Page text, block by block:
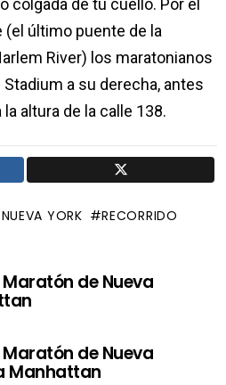
colgada de tu cuello. Por el
(el último puente de la
River) los maratonianos
a su derecha, antes
altura de la calle 138.
YORK RECORRIDO
de Nueva
de Nueva
Manhattan